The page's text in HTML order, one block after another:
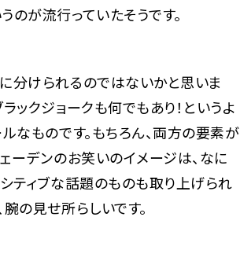
のが流行っていたそうです。
分けられるのではないかと思いま
ックジョークも何でもあり！というよ
なものです。もちろん、両方の要素が
ーデンのお笑いのイメージは、なに
ティブな話題のものも取り上げられ
の見せ所らしいです。